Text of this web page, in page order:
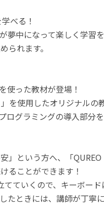
べる！
中になって楽しく学習
られます。
使った教材が登場！
使用したオリジナルの
グラミングの導入部分を
」という方へ、「
ることができます！
ていくので、キーボー
たときには、講師が丁寧